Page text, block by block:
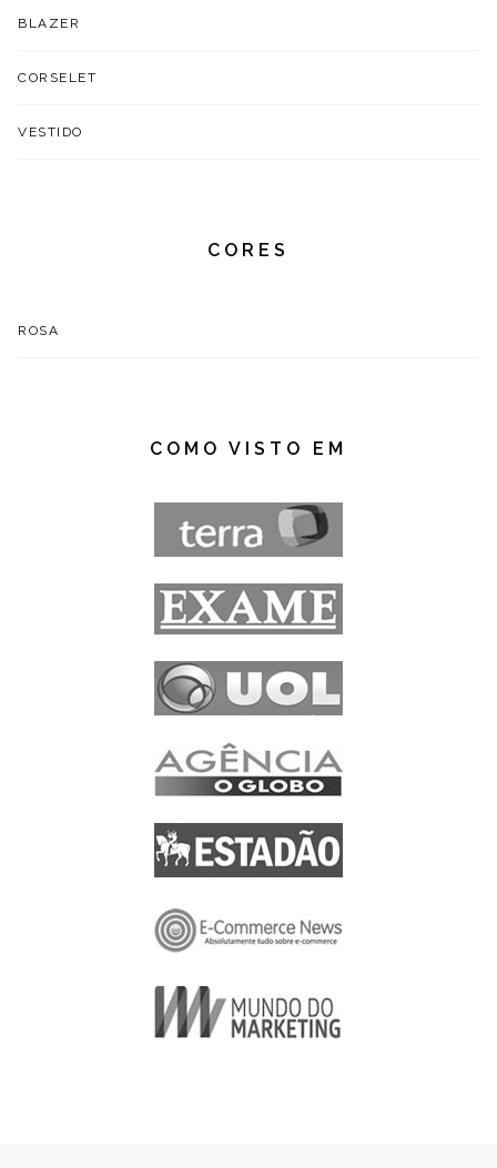
BLAZER
CORSELET
VESTIDO
CORES
ROSA
COMO VISTO EM